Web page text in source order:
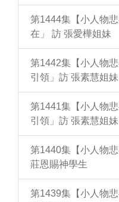
第1444集【小人物
在」 訪 張愛樺姐妹
第1442集【小人物
引領」訪 張素慧姐妹
第1441集【小人物
引領」訪 張素慧姐妹
第1440集【小人物
莊恩賜神學生
第1439集【小人物